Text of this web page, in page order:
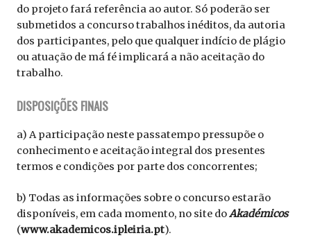
do projeto fará referência ao autor. Só poderão ser
submetidos a concurso trabalhos inéditos, da autoria
dos participantes, pelo que qualquer indício de plágio
ou atuação de má fé implicará a não aceitação do
trabalho.
DISPOSIÇÕES FINAIS
a) A participação neste passatempo pressupõe o
conhecimento e aceitação integral dos presentes
termos e condições por parte dos concorrentes;
b) Todas as informações sobre o concurso estarão
disponíveis, em cada momento, no site doAkadémicos
(www.akademicos.ipleiria.pt).